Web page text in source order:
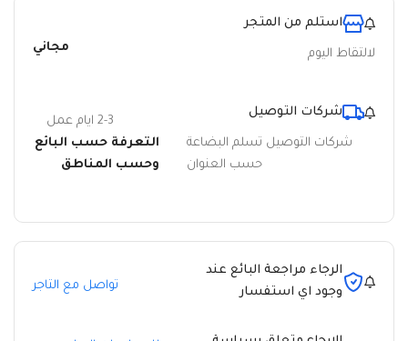
استلم من المتجر
لالتقاط اليوم مجاني
شركات التوصيل
شركات التوصيل تسلم البضاعة
حسب العنوان
2-3 ايام عمل
التعرفة حسب البائع
وحسب المناطق
الرجاء مراجعة البائع عند
وجود اي استفسار
تواصل مع التاجر